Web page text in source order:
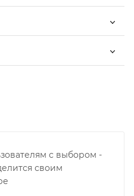
с выбором -
своим